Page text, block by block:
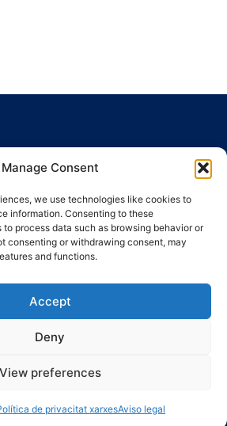
Manage Consent
we use technologies like cookies to
information. Consenting to these
process data such as browsing behavior or
consenting or withdrawing consent, may
and functions.
Accept
Deny
View preferences
de privacitat xarxesAviso legal
164 · 08041 Barcelona
569 777·indic@indic.cat
© 2008-2024 Indic